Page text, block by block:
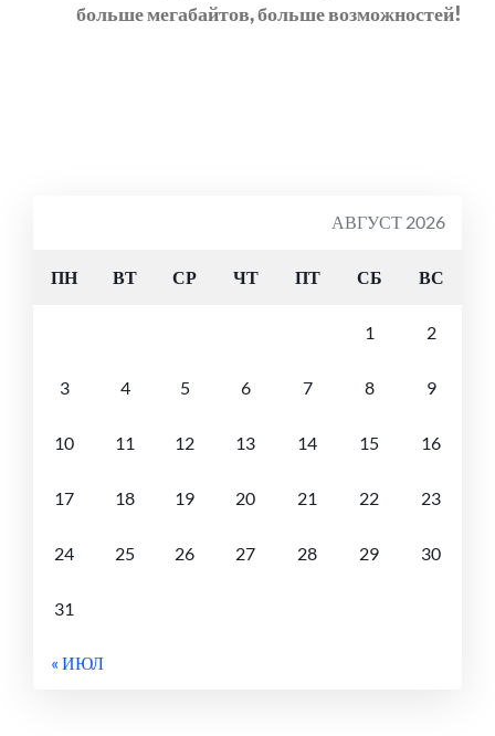
больше мегабайтов, больше возможностей!
АВГУСТ 2026
ПН ВТ СР ЧТ ПТ СБ ВС
1 2
3 4 5 6 7 8 9
10 11 12 13 14 15 16
17 18 19 20 21 22 23
24 25 26 27 28 29 30
31
« ИЮЛ